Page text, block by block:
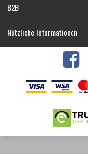
B2B
Nützliche Informationen